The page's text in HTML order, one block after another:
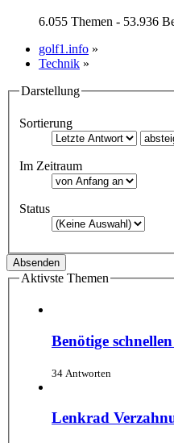
6.055 Themen - 53.936
golf1.info »
Technik »
Darstellung
Sortierung
Im Zeitraum
Status
Aktivste Themen
Benötige
34 Antworten
Lenkrad